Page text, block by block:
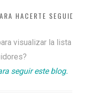
HACERTE SEGUIDOR?
visualizar la lista de
seguir este blog.